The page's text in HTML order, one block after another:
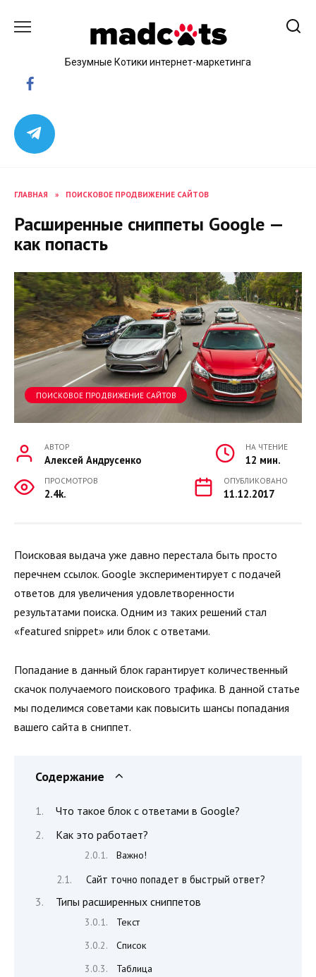
Безумные Котики интернет-маркетинга
ГЛАВНАЯ » ПОИСКОВОЕ ПРОДВИЖЕНИЕ САЙТОВ
Расширенные сниппеты Google —
как попасть
ПОИСКОВОЕ ПРОДВИЖЕНИЕ САЙТОВ
АВТОР
Алексей Андрусенко
НА ЧТЕНИЕ
12 мин.
ПРОСМОТРОВ
2.4k.
ОПУБЛИКОВАНО
11.12.2017
Поисковая выдача уже давно перестала быть просто
перечнем ссылок. Google экспериментирует с подачей
ответов для увеличения удовлетворенности
результатами поиска. Одним из таких решений стал
«featured snippet» или блок с ответами.
Попадание в данный блок гарантирует количественный
скачок получаемого поискового трафика. В данной статье
мы поделимся советами как повысить шансы попадания
вашего сайта в сниппет.
Содержание
Что такое блок с ответами в Google?
Как это работает?
Важно!
Сайт точно попадет в быстрый ответ?
Типы расширенных сниппетов
Текст
Список
Таблица